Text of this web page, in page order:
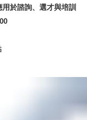
於諮詢、選才與培訓